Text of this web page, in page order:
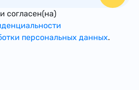
согласен(на)
персональных данных.